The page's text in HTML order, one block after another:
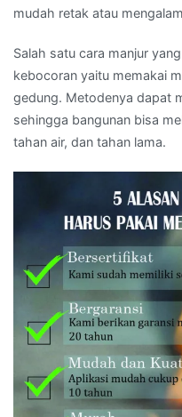
mudah retak atau
Salah satu cara manjur
kebocoran yaitu memakai
gedung. Metodenya dapat
sehingga bangunan bisa
tahan air, dan tahan lama.